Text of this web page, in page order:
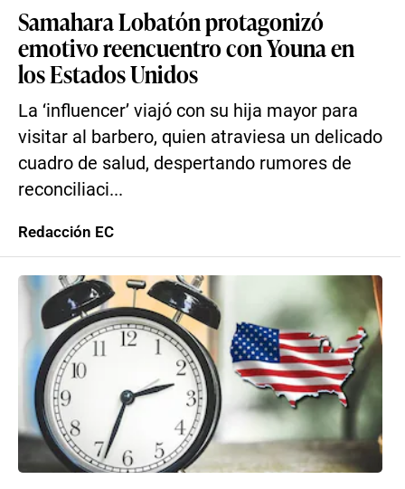
Samahara Lobatón protagonizó
emotivo reencuentro con Youna en
los Estados Unidos
La ‘influencer’ viajó con su hija mayor para
visitar al barbero, quien atraviesa un delicado
cuadro de salud, despertando rumores de
reconciliaci...
Redacción EC